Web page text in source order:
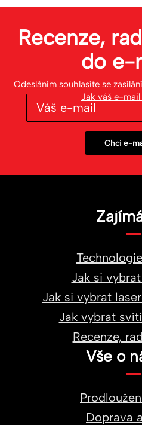
Recenze,
do e-
Odesláním souhlasíte se
Jak váš e-mail
Jak si
Jak si vybrat
Jak vybrat
Recenze,
Vše o
Doprava